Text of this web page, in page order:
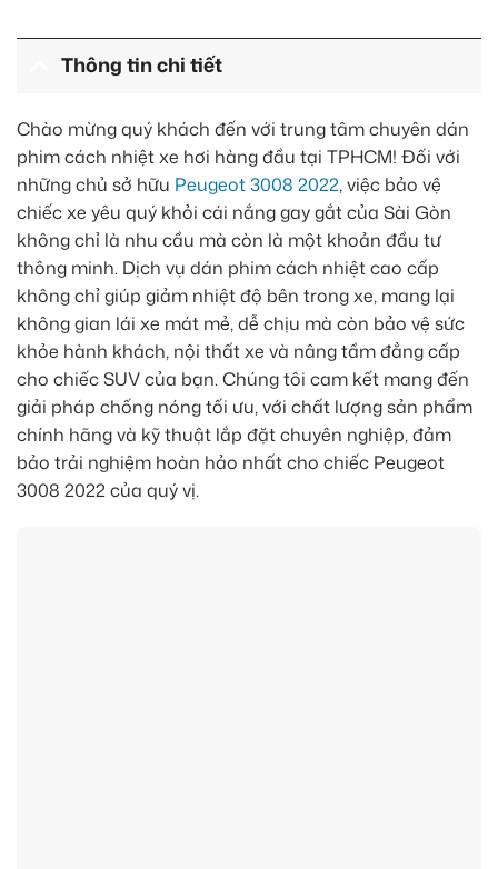
Thông tin chi tiết
Chào mừng quý khách đến với trung tâm chuyên dán
phim cách nhiệt xe hơi hàng đầu tại TPHCM! Đối với
những chủ sở hữu Peugeot 3008 2022, việc bảo vệ
chiếc xe yêu quý khỏi cái nắng gay gắt của Sài Gòn
không chỉ là nhu cầu mà còn là một khoản đầu tư
thông minh. Dịch vụ dán phim cách nhiệt cao cấp
không chỉ giúp giảm nhiệt độ bên trong xe, mang lại
không gian lái xe mát mẻ, dễ chịu mà còn bảo vệ sức
khỏe hành khách, nội thất xe và nâng tầm đẳng cấp
cho chiếc SUV của bạn. Chúng tôi cam kết mang đến
giải pháp chống nóng tối ưu, với chất lượng sản phẩm
chính hãng và kỹ thuật lắp đặt chuyên nghiệp, đảm
bảo trải nghiệm hoàn hảo nhất cho chiếc Peugeot
3008 2022 của quý vị.